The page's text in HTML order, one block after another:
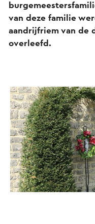
van deze familie
aandrijfriem van de
overleefd.